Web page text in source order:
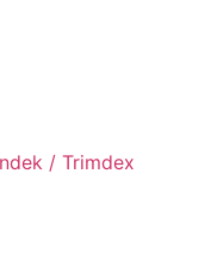
/ Trimdex